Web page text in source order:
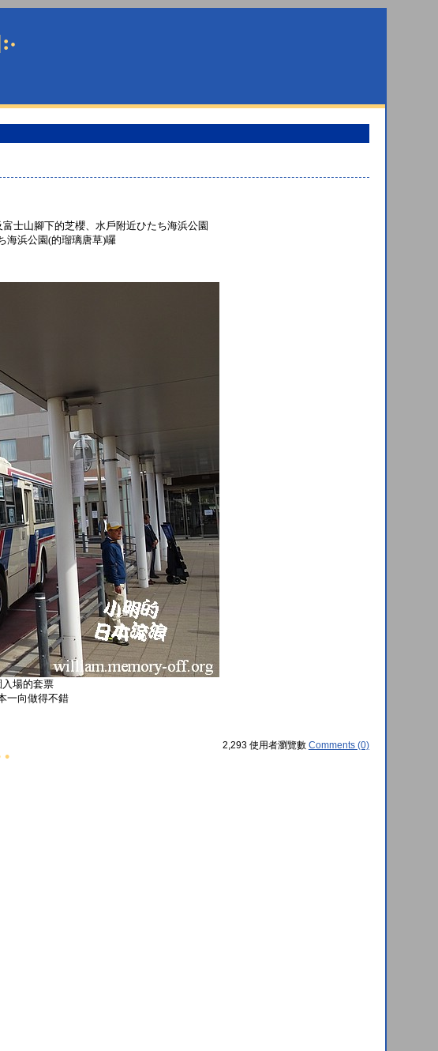
士山腳下的芝櫻、水戶附近ひたち海浜公園
海浜公園(的瑠璃唐草)囉
場的套票
一向做得不錯
2,293 使用者瀏覽數 Comments (0)
•